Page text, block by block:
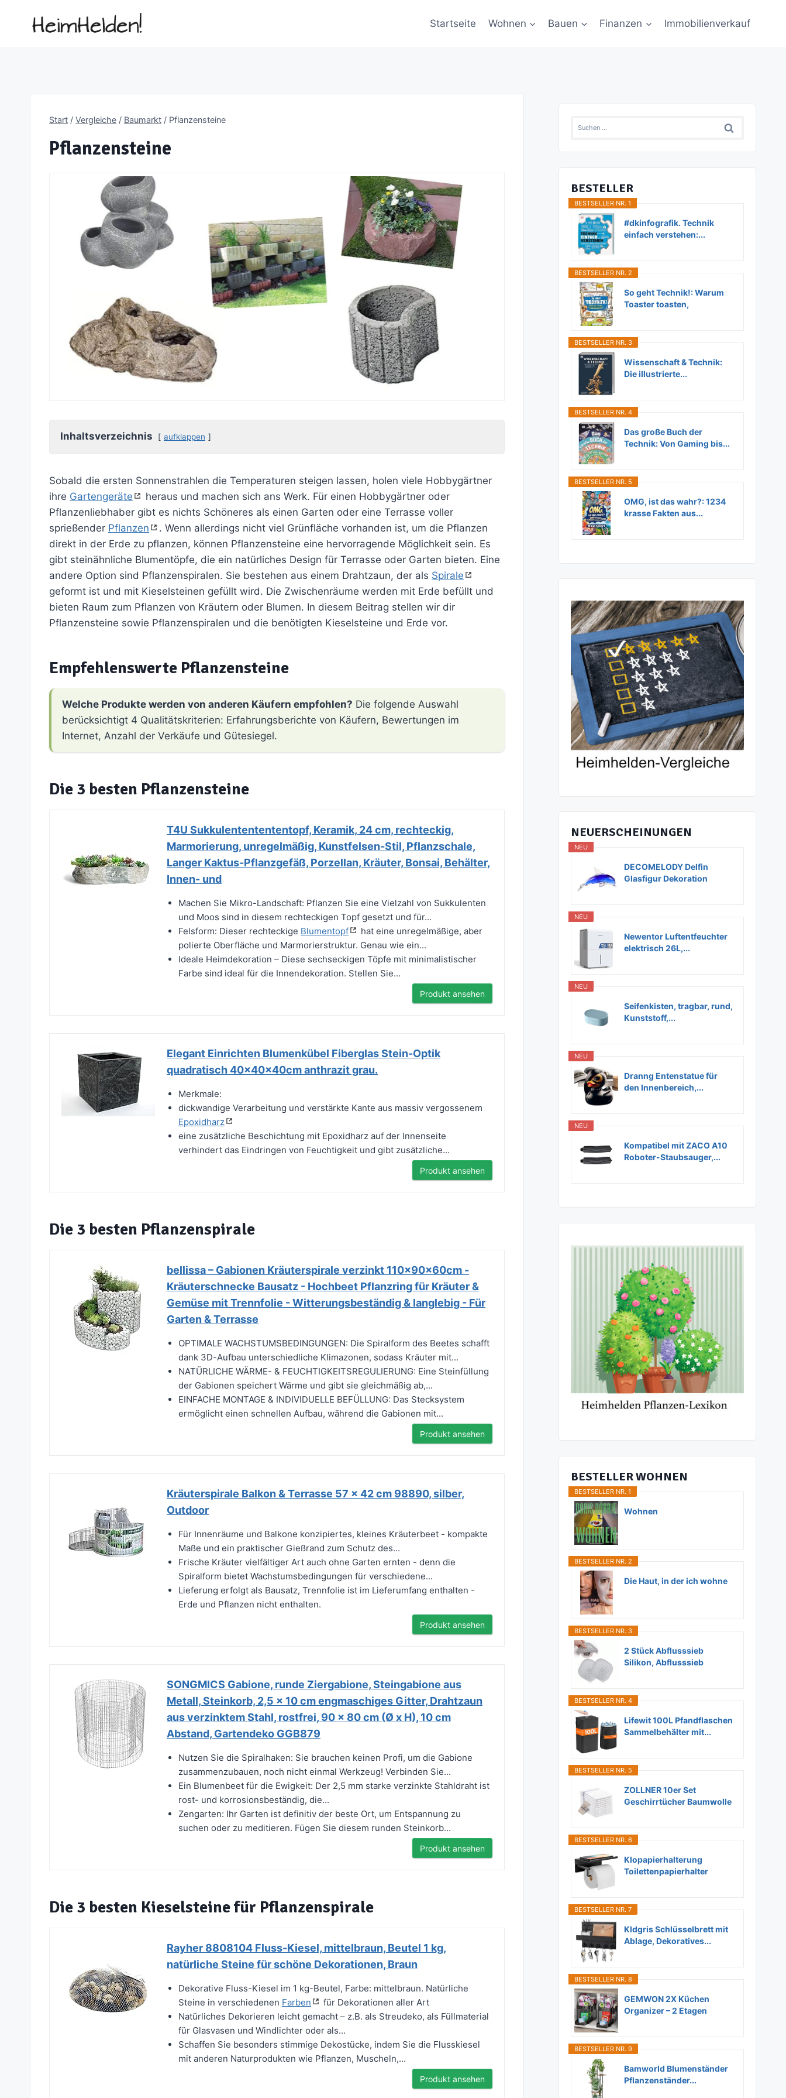
Startseite Wohnen Bauen Finanzen Immobilienverkauf
Start / Vergleiche / Baumarkt / Pflanzensteine
Pflanzensteine
Inhaltsverzeichnis aufklappen
Sobald die ersten Sonnenstrahlen die Temperaturen steigen lassen, holen viele Hobbygärtner
ihre Gartengeräte
heraus und machen sich ans Werk. Für einen Hobbygärtner oder
Pflanzenliebhaber gibt es nichts Schöneres als einen Garten oder eine Terrasse voller
sprießender Pflanzen
. Wenn allerdings nicht viel Grünfläche vorhanden ist, um die Pflanzen
direkt in der Erde zu pflanzen, können Pflanzensteine eine hervorragende Möglichkeit sein. Es
gibt steinähnliche Blumentöpfe, die ein natürliches Design für Terrasse oder Garten bieten. Eine
andere Option sind Pflanzenspiralen. Sie bestehen aus einem Drahtzaun, der als Spirale
geformt ist und mit Kieselsteinen gefüllt wird. Die Zwischenräume werden mit Erde befüllt und
bieten Raum zum Pflanzen von Kräutern oder Blumen. In diesem Beitrag stellen wir dir
Pflanzensteine sowie Pflanzenspiralen und die benötigten Kieselsteine und Erde vor.
Empfehlenswerte Pflanzensteine
Welche Produkte werden von anderen Käufern empfohlen? Die folgende Auswahl
berücksichtigt 4 Qualitätskriterien: Erfahrungsberichte von Käufern, Bewertungen im
Internet, Anzahl der Verkäufe und Gütesiegel.
Die 3 besten Pflanzensteine
T4U Sukkulententententopf, Keramik, 24 cm, rechteckig,
Marmorierung, unregelmäßig, Kunstfelsen-Stil, Pflanzschale,
Langer Kaktus-Pflanzgefäß, Porzellan, Kräuter, Bonsai, Behälter,
Innen- und
Machen Sie Mikro-Landschaft: Pflanzen Sie eine Vielzahl von Sukkulenten
und Moos sind in diesem rechteckigen Topf gesetzt und für...
Felsform: Dieser rechteckige Blumentopf
hat eine unregelmäßige, aber
polierte Oberfläche und Marmorierstruktur. Genau wie ein...
Ideale Heimdekoration – Diese sechseckigen Töpfe mit minimalistischer
Farbe sind ideal für die Innendekoration. Stellen Sie...
Produkt ansehen
Elegant Einrichten Blumenkübel Fiberglas Stein-Optik
quadratisch 40x40x40cm anthrazit grau.
Merkmale:
dickwandige Verarbeitung und verstärkte Kante aus massiv vergossenem
Epoxidharz
eine zusätzliche Beschichtung mit Epoxidharz auf der Innenseite
verhindert das Eindringen von Feuchtigkeit und gibt zusätzliche...
Produkt ansehen
Die 3 besten Pflanzenspirale
bellissa – Gabionen Kräuterspirale verzinkt 110x90x60cm -
Kräuterschnecke Bausatz - Hochbeet Pflanzring für Kräuter &
Gemüse mit Trennfolie - Witterungsbeständig & langlebig - Für
Garten & Terrasse
OPTIMALE WACHSTUMSBEDINGUNGEN: Die Spiralform des Beetes schafft
dank 3D-Aufbau unterschiedliche Klimazonen, sodass Kräuter mit...
NATÜRLICHE WÄRME- & FEUCHTIGKEITSREGULIERUNG: Eine Steinfüllung
der Gabionen speichert Wärme und gibt sie gleichmäßig ab,...
EINFACHE MONTAGE & INDIVIDUELLE BEFÜLLUNG: Das Stecksystem
ermöglicht einen schnellen Aufbau, während die Gabionen mit...
Produkt ansehen
Kräuterspirale Balkon & Terrasse 57 x 42 cm 98890, silber,
Outdoor
Für Innenräume und Balkone konzipiertes, kleines Kräuterbeet - kompakte
Maße und ein praktischer Gießrand zum Schutz des...
Frische Kräuter vielfältiger Art auch ohne Garten ernten - denn die
Spiralform bietet Wachstumsbedingungen für verschiedene...
Lieferung erfolgt als Bausatz, Trennfolie ist im Lieferumfang enthalten -
Erde und Pflanzen nicht enthalten.
Produkt ansehen
SONGMICS Gabione, runde Ziergabione, Steingabione aus
Metall, Steinkorb, 2,5 x 10 cm engmaschiges Gitter, Drahtzaun
aus verzinktem Stahl, rostfrei, 90 x 80 cm (Ø x H), 10 cm
Abstand, Gartendeko GGB879
Nutzen Sie die Spiralhaken: Sie brauchen keinen Profi, um die Gabione
zusammenzubauen, noch nicht einmal Werkzeug! Verbinden Sie...
Ein Blumenbeet für die Ewigkeit: Der 2,5 mm starke verzinkte Stahldraht ist
rost- und korrosionsbeständig, die...
Zengarten: Ihr Garten ist definitiv der beste Ort, um Entspannung zu
suchen oder zu meditieren. Fügen Sie diesem runden Steinkorb...
Produkt ansehen
Die 3 besten Kieselsteine für Pflanzenspirale
Rayher 8808104 Fluss-Kiesel, mittelbraun, Beutel 1 kg,
natürliche Steine für schöne Dekorationen, Braun
Dekorative Fluss-Kiesel im 1 kg-Beutel, Farbe: mittelbraun. Natürliche
Steine in verschiedenen Farben
für Dekorationen aller Art
Natürliches Dekorieren leicht gemacht – z.B. als Streudeko, als Füllmaterial
für Glasvasen und Windlichter oder als...
Schaffen Sie besonders stimmige Dekostücke, indem Sie die Flusskiesel
mit anderen Naturprodukten wie Pflanzen, Muscheln,...
Produkt ansehen
Suchen
BESTELLER
BESTSELLER NR. 1
#dkinfografik. Technik
einfach verstehen:...
BESTSELLER NR. 2
So geht Technik!: Warum
Toaster toasten,
BESTSELLER NR. 3
Wissenschaft & Technik:
Die illustrierte...
BESTSELLER NR. 4
Das große Buch der
Technik: Von Gaming bis...
BESTSELLER NR. 5
OMG, ist das wahr?: 1234
krasse Fakten aus...
NEUERSCHEINUNGEN
NEU
DECOMELODY Delfin
Glasfigur Dekoration
NEU
Newentor Luftentfeuchter
elektrisch 26L,...
NEU
Seifenkisten, tragbar, rund,
Kunststoff,...
NEU
Dranng Entenstatue für
den Innenbereich,...
NEU
Kompatibel mit ZACO A10
Roboter-Staubsauger,...
BESTELLER WOHNEN
BESTSELLER NR. 1
Wohnen
BESTSELLER NR. 2
Die Haut, in der ich wohne
BESTSELLER NR. 3
2 Stück Abflusssieb
Silikon, Abflusssieb
BESTSELLER NR. 4
Lifewit 100L Pfandflaschen
Sammelbehälter mit...
BESTSELLER NR. 5
ZOLLNER 10er Set
Geschirrtücher Baumwolle
BESTSELLER NR. 6
Klopapierhalterung
Toilettenpapierhalter
BESTSELLER NR. 7
Kldgris Schlüsselbrett mit
Ablage, Dekoratives...
BESTSELLER NR. 8
GEMWON 2X Küchen
Organizer – 2 Etagen
BESTSELLER NR. 9
Bamworld Blumenständer
Pflanzenständer...